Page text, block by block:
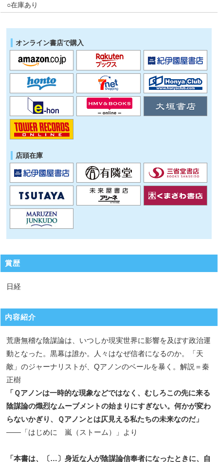
○在庫あり
オンライン書店で購入
店頭在庫
賞歴
日経
内容紹介
荒唐無稽な陰謀論は、いつしか現実世界に影響を及ぼす政治運
動となった。黒幕は誰か。人々はなぜ信者になるのか。「天
敵」のジャーナリストが、Qアノンのベールを暴く。解説＝秦
正樹
「Ｑアノンは一時的な現象などではなく、むしろこの先に来る
陰謀論の熾烈なムーブメントの始まりにすぎない。何かが変わ
らないかぎり、Ｑアノンとは仄見える私たちの未来なのだ」
――「はじめに 嵐（ストーム）」より
「本書は、〔…〕身近な人が陰謀論信奉者になったときに、自